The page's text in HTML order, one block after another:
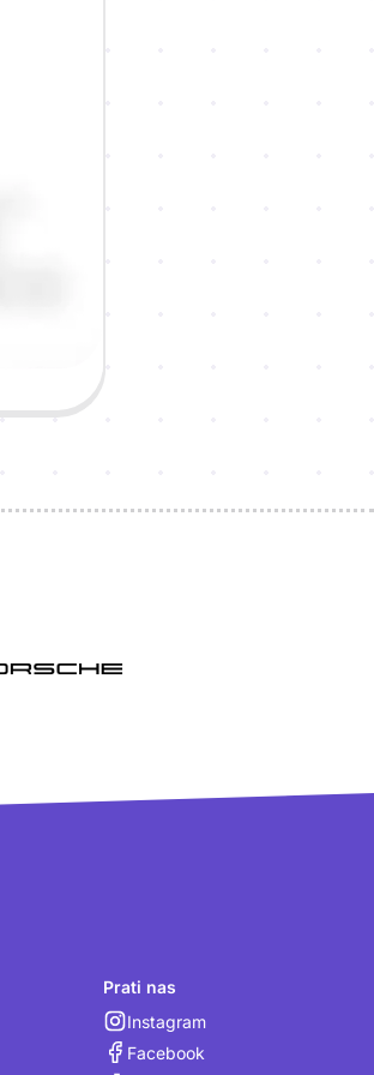
Prati nas
Instagram
Facebook